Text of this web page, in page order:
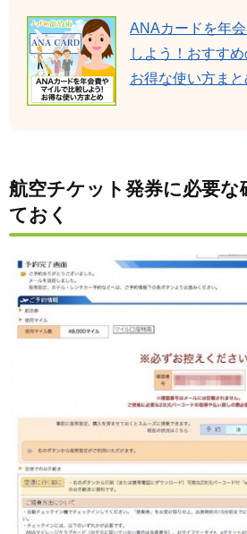
ANAカードを年
しよう！おすす
お得な使い方まと
航空チケット発券に必要な
ておく